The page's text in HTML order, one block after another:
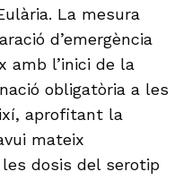
La mesura
d’emergència
amb l’inici de la
obligatòria a les
aprofitant la
mateix
dosis del serotip